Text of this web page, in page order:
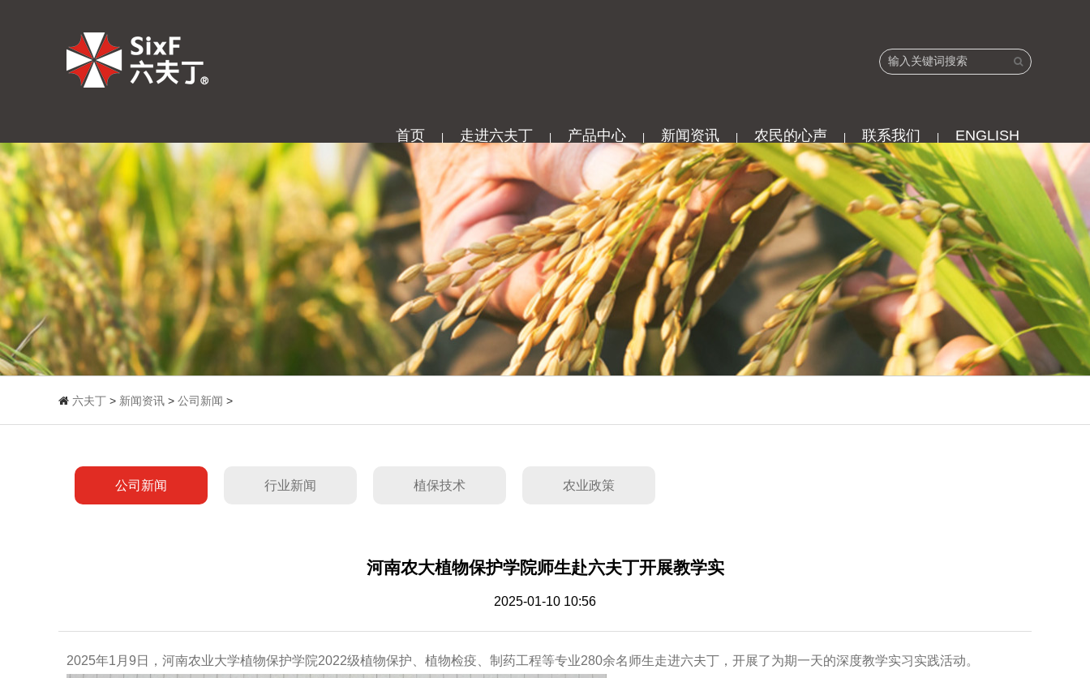
首页 走进六夫丁 产品中心 新闻资讯 农民的心声 联系我们 ENGLISH
六夫丁 > 新闻资讯 > 公司新闻 >
公司新闻 行业新闻 植保技术 农业政策
河南农大植物保护学院师生赴六夫丁开展教学实
2025-01-10 10:56
2025年1月9日，河南农业大学植物保护学院2022级植物保护、植物检疫、制药工程等专业280余名师生走进六夫丁，开展了为期一天的深度教学实习实践活动。